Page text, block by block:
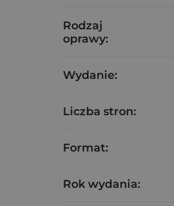
Rodzaj
oprawy:
Wydanie:
Liczba stron:
Format:
Rok wydania: